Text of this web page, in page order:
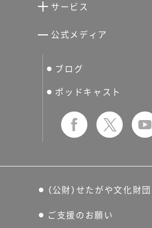
分館スケジュール
せたおん
サービス
せたがやアーツカード
友の会
公式メディア
ブログ
ポッドキャスト
（公財）せたがや文化財団
ご支援のお願い